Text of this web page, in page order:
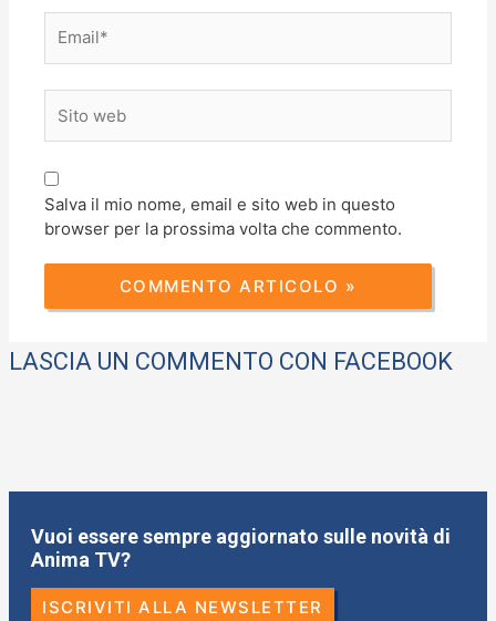
web
Salva il mio nome, email e sito web in questo
browser per la prossima volta che commento.
LASCIA UN COMMENTO CON FACEBOOK
Vuoi essere sempre aggiornato sulle novità di
Anima TV?
ISCRIVITI ALLA NEWSLETTER